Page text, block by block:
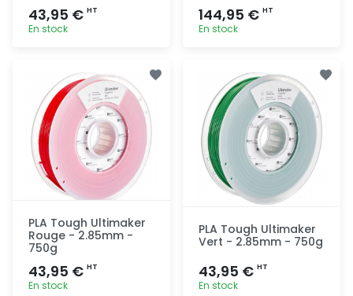
43,95 € HT
En stock
rapide
144,95 € HT
En stock
rapide
PLA Tough Ultimaker
Rouge - 2.85mm -
750g
43,95 € HT
En stock
PLA Tough Ultimaker
Vert - 2.85mm - 750g
43,95 € HT
En stock